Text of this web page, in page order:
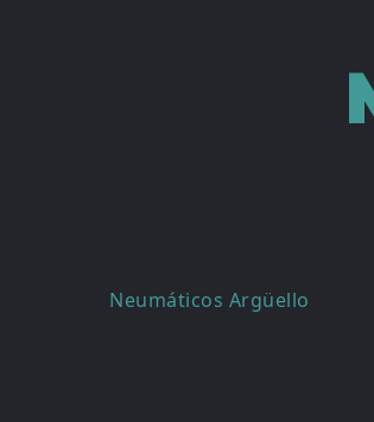
Navegación
Neumáticos Argüello